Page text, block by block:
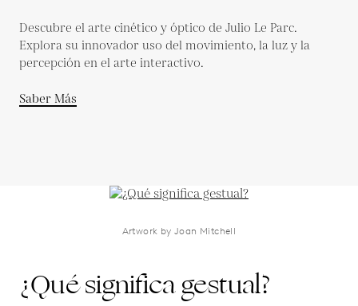
Descubre el arte cinético y óptico de Julio Le Parc.
Explora su innovador uso del movimiento, la luz y la
percepción en el arte interactivo.
Saber Más
Artwork by Joan Mitchell
¿Qué significa gestual?